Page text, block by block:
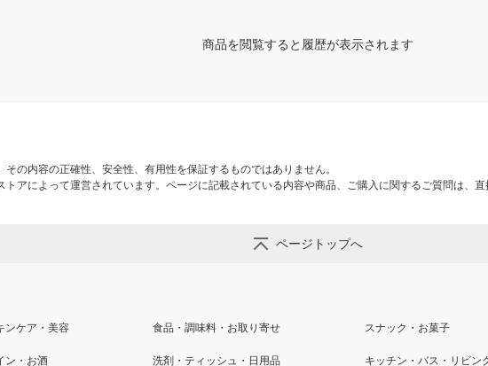
商品を閲覧すると履歴が表示されます
の内容の正確性、安全性、有用性を保証するものではありません。
アによって運営されています。ページに記載されている内容や商品、ご購入に関するご質問は、直
ページトップへ
ンケア・美容 食品・調味料・お取り寄せ スナック・お菓子
ン・お酒 洗剤・ティッシュ・日用品 キッチン・バス・リビン